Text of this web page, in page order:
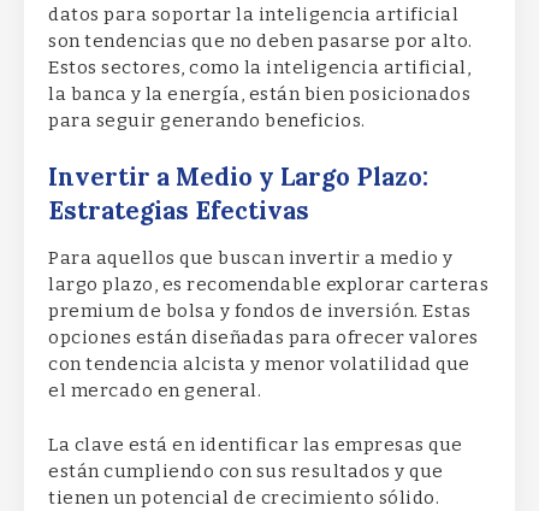
datos para soportar la inteligencia artificial
son tendencias que no deben pasarse por alto.
Estos sectores, como la inteligencia artificial,
la banca y la energía, están bien posicionados
para seguir generando beneficios.
Invertir a Medio y Largo Plazo:
Estrategias Efectivas
Para aquellos que buscan invertir a medio y
largo plazo, es recomendable explorar carteras
premium de bolsa y fondos de inversión. Estas
opciones están diseñadas para ofrecer valores
con tendencia alcista y menor volatilidad que
el mercado en general.
La clave está en identificar las empresas que
están cumpliendo con sus resultados y que
tienen un potencial de crecimiento sólido.